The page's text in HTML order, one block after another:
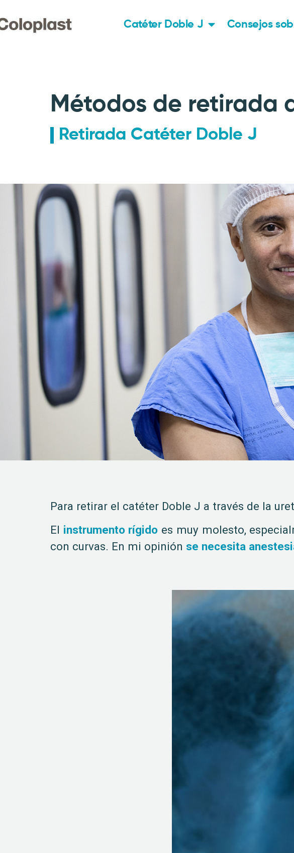
Catéter Doble J Consejos
Métodos de retirada
Retirada Catéter Doble J
Para retirar el catéter Doble J a través de la
El instrumento rígido es muy molesto,
con curvas. En mi opinión se necesita